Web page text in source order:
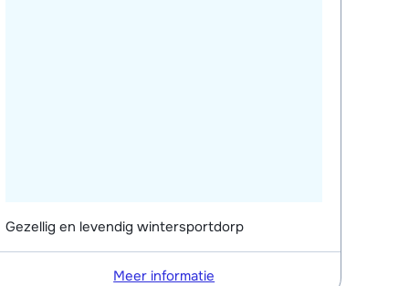
Gezellig en levendig wintersportdorp
Meer informatie